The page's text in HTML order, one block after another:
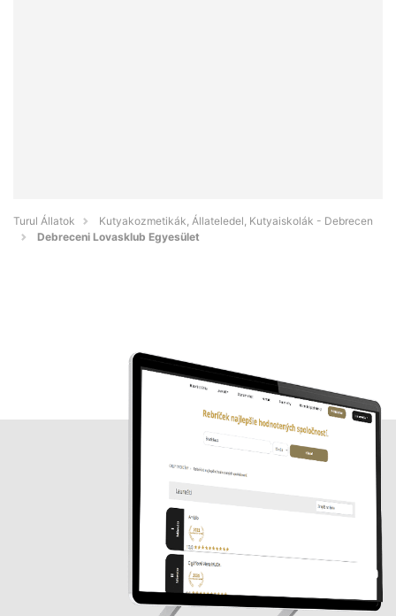
Turul Állatok
Kutyakozmetikák, Állateledel, Kutyaiskolák - Debrecen
Debreceni Lovasklub Egyesület